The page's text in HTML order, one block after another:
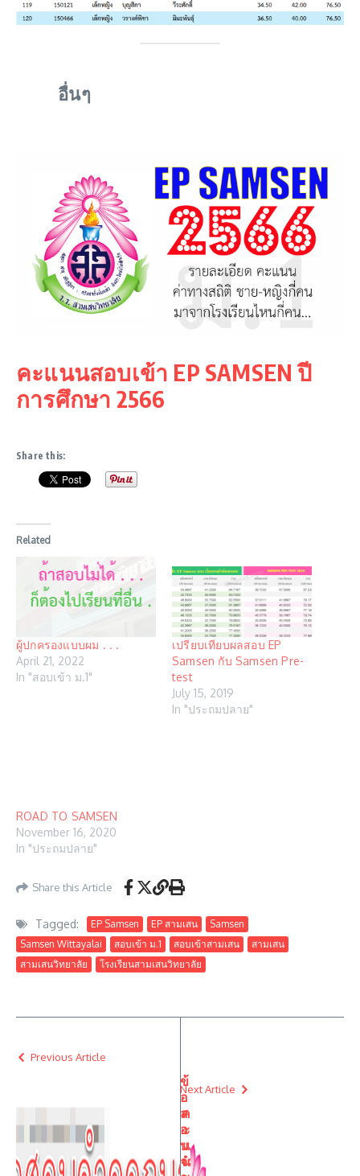
อื่นๆ
คะแนนสอบเข้า EP SAMSEN ปี
การศึกษา 2566
Share this:
Related
ผู้ปกครองแบบผม . . .
April 21, 2022
In "สอบเข้า ม.1"
เปรียบเทียบผลสอบ EP
Samsen กับ Samsen Pre-
test
July 15, 2019
In "ประถมปลาย"
ROAD TO SAMSEN
November 16, 2020
In "ประถมปลาย"
Share this Article
Tagged: EP Samsen EP สามเสน
Samsen
Samsen Wittayalai
สอบเข้า ม.1 สอบเข้าสามเสน
สามเสน
สามเสนวิทยาลัย
โรงเรียนสามเสนวิทยาลัย
Previous Article
ข้
อ
ส
อ
บ
จำ
Next Article
ค
ะ
แ
น